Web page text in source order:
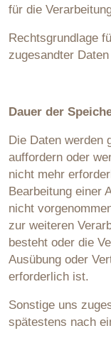
für die
Rechtsgrundlage
zugesandter
Dauer der
Die Daten werden
auffordern oder
nicht mehr
Bearbeitung einer
nicht
zur weiteren
besteht oder die
Ausübung oder
erforderlich ist.
Sonstige uns
spätestens nach